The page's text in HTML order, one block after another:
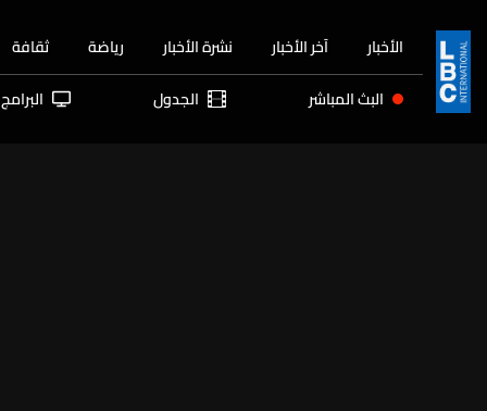
الأخبار آخر الأخبار نشرة الأخبار رياضة ثقافة
البث المباشر الجدول البرامج